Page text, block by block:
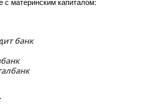
с материнским капиталом:
банк